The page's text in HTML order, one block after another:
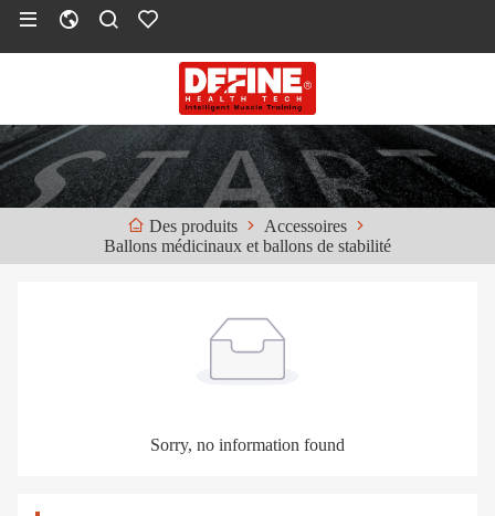
Des produits
Accessoires
Ballons médicinaux et ballons de stabilité
Sorry, no information found